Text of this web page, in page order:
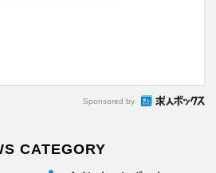
Sponsored by
CATEGORY